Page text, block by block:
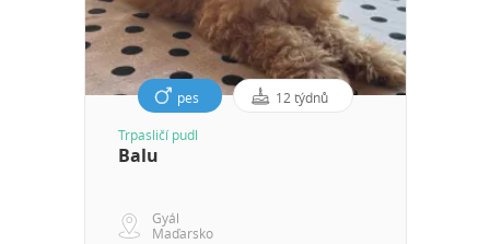
pes 12 týdnů
Trpasličí pudl
Balu
Gyál
Maďarsko